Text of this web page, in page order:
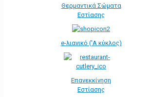
Θερμαντικά Σώματα
Εστίασης
e-λιανικό ('Α κύκλος)
Επανεκκίνηση
Εστίασης